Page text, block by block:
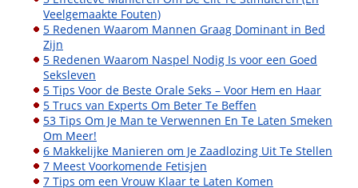
Veelgemaakte Fouten)
5 Redenen Waarom Mannen Graag Dominant in Bed
Zijn
5 Redenen Waarom Naspel Nodig Is voor een Goed
Seksleven
5 Tips Voor de Beste Orale Seks – Voor Hem en Haar
5 Trucs van Experts Om Beter Te Beffen
53 Tips Om Je Man te Verwennen En Te Laten Smeken
Om Meer!
6 Makkelijke Manieren om Je Zaadlozing Uit Te Stellen
7 Meest Voorkomende Fetisjen
7 Tips om een Vrouw Klaar te Laten Komen